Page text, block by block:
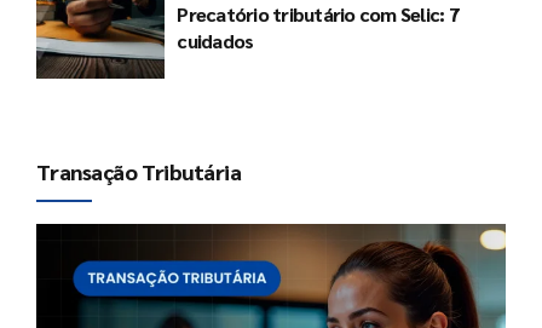
Precatório tributário com Selic: 7
cuidados
Transação Tributária